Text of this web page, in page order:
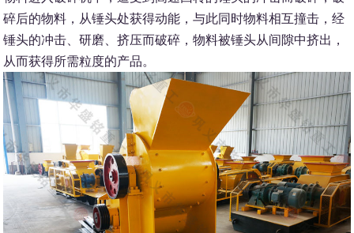
碎后的物料，从锤头处获得动能，与此同时物料相互撞击，经
锤头的冲击、研磨、挤压而破碎，物料被锤头从间隙中挤出，
从而获得所需粒度的产品。